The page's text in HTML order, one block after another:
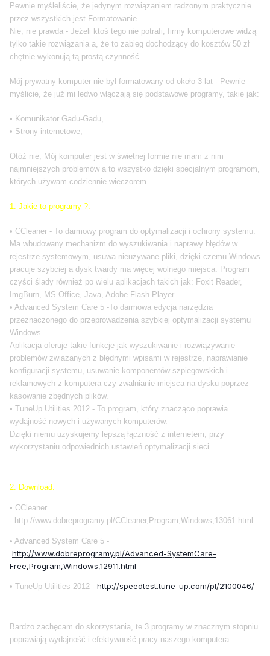
Pewnie myśleliście, że jedynym rozwiązaniem radzonym praktycznie
przez wszystkich jest Formatowanie.
Nie, nie prawda - Jeżeli ktoś tego nie potrafi, firmy komputerowe widzą
tylko takie rozwiązania a, że to zabieg dochodzący do kosztów 50 zł
chętnie wykonują tą prostą czynność.
Mój prywatny komputer nie był formatowany od około 3 lat - Pewnie
myślicie, że już mi ledwo włączają się podstawowe programy, takie jak:
• Komunikator Gadu-Gadu,
• Strony internetowe,
Otóż nie, Mój komputer jest w świetnej formie nie mam z nim
najmniejszych problemów a to wszystko dzięki specjalnym programom,
których używam codziennie wieczorem.
1. Jakie to programy ?:
• CCleaner - To darmowy program do optymalizacji i ochrony systemu.
Ma wbudowany mechanizm do wyszukiwania i naprawy błędów w
rejestrze systemowym, usuwa nieużywane pliki, dzięki czemu Windows
pracuje szybciej a dysk twardy ma więcej wolnego miejsca. Program
czyści ślady również po wielu aplikacjach takich jak: Foxit Reader,
ImgBurn, MS Office, Java, Adobe Flash Player.
• Advanced System Care 5 -To darmowa edycja narzędzia
przeznaczonego do przeprowadzenia szybkiej optymalizacji systemu
Windows.
Aplikacja oferuje takie funkcje jak wyszukiwanie i rozwiązywanie
problemów związanych z błędnymi wpisami w rejestrze, naprawianie
konfiguracji systemu, usuwanie komponentów szpiegowskich i
reklamowych z komputera czy zwalnianie miejsca na dysku poprzez
kasowanie zbędnych plików.
• TuneUp Utilities 2012 - To program, który znacząco poprawia
wydajność nowych i używanych komputerów.
Dzięki niemu uzyskujemy lepszą łączność z internetem, przy
wykorzystaniu odpowiednich ustawień optymalizacji sieci.
2. Download:
• CCleaner
- http://www.dobreprogramy.pl/CCleaner,Program,Windows,13061.html
• Advanced System Care 5 -
http://www.dobreprogramy.pl/Advanced-SystemCare-
Free,Program,Windows,12911.html
• TuneUp Utilities 2012 - http://speedtest.tune-up.com/pl/2100046/
Bardzo zachęcam do skorzystania, te 3 programy w znacznym stopniu
poprawiają wydajność i efektywność pracy naszego komputera.